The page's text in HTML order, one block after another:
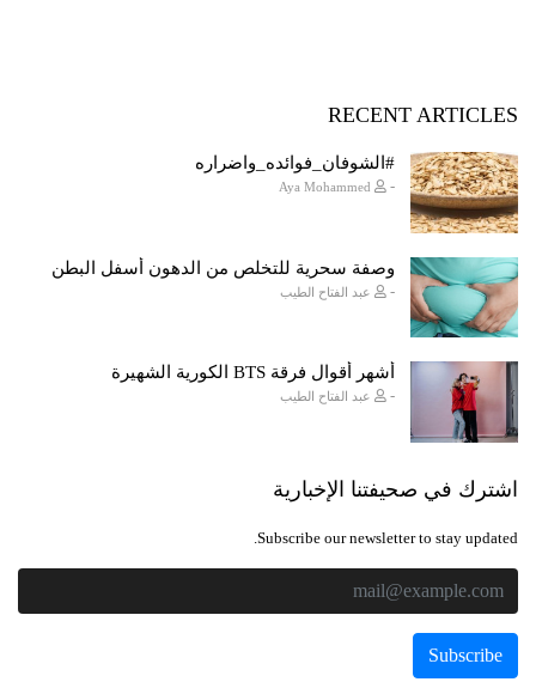
RECENT ARTICLES
#الشوفان_فوائده_واضراره
-
وصفة سحرية للتخلص من الدهون أسفل البطن
- عبد الفتاح الطيب
أشهر أقوال فرقة BTS الكورية الشهيرة
- عبد الفتاح الطيب
اشترك في صحيفتنا الإخبارية
Subscribe our newsletter to stay updated.